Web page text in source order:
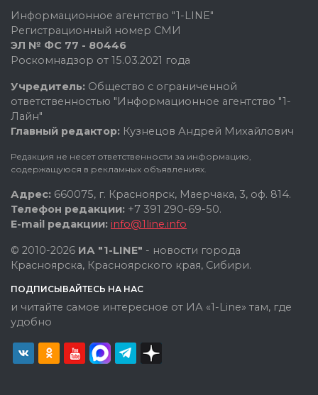
Информационное агентство "1-LINE"
Регистрационный номер СМИ
ЭЛ № ФС 77 - 80446
Роскомнадзор от 15.03.2021 года
Учредитель: Общество с ограниченной
ответственностью "Информационное агентство "1-
Лайн"
Главный редактор: Кузнецов Андрей Михайлович
Редакция не несет ответственности за информацию,
содержащуюся в рекламных объявлениях.
Адрес: 660075, г. Красноярск, Маерчака, 3, оф. 814.
Телефон редакции: +7 391 290-69-50.
E-mail редакции: info@1line.info
© 2010-2026 ИА "1-LINE" - новости города
Красноярска, Красноярского края, Сибири.
ПОДПИСЫВАЙТЕСЬ НА НАС
и читайте самое интересное от ИА «1-Line» там, где
удобно